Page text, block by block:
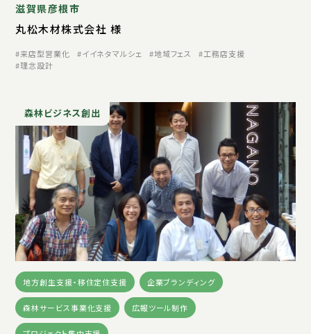
滋賀県彦根市
丸松木材株式会社 様
来店型営業化 イイネタマルシェ 地域フェス
工務店支援
理念設計
森林ビジネス創出
地方創生支援・移住定住支援 企業ブランディング
森林サービス事業化支援 広報ツール制作